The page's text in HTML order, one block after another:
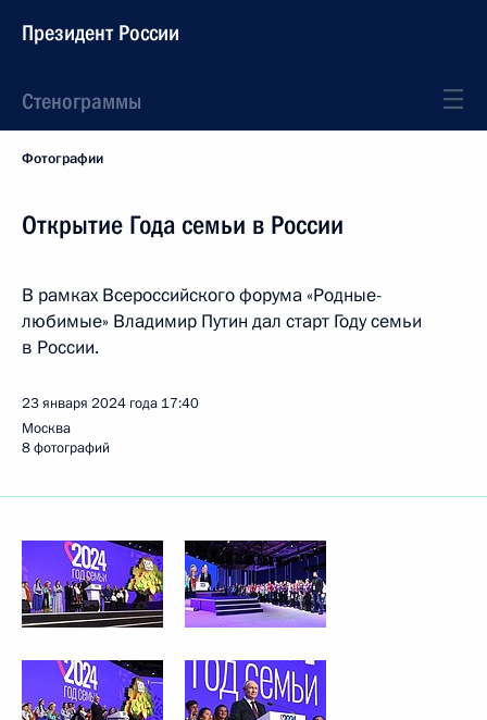
Президент России
Стенограммы
Фотографии
Открытие Года семьи в России
В рамках Всероссийского форума «Родные-
любимые» Владимир Путин дал старт Году семьи
в России.
23 января 2024 года 17:40
Москва
8 фотографий